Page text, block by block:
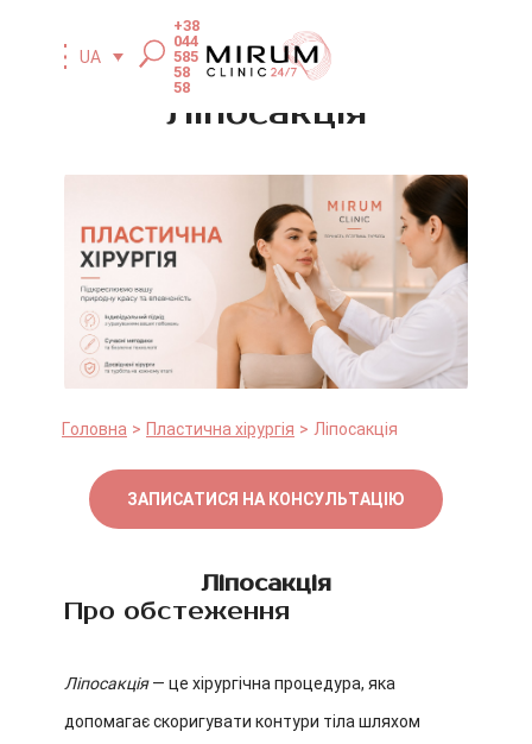
UA
+38
044
585
58
58
Ліпосакція
Головна Пластична хірургія Ліпосакція
ЗАПИСАТИСЯ НА КОНСУЛЬТАЦІЮ
Ліпосакція
Про обстеження
Ліпосакція— це хірургічна процедура, яка
допомагає скоригувати контури тіла шляхом